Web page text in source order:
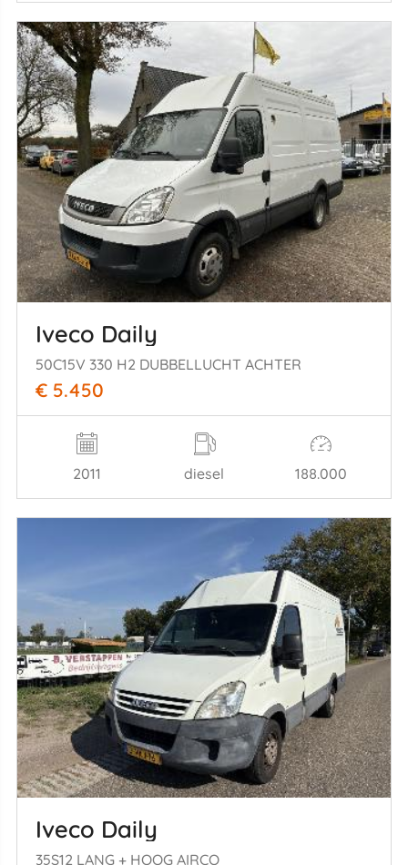
Iveco Daily
50C15V 330 H2 DUBBELLUCHT ACHTER
€ 5.450
2011 diesel 188.000
Iveco Daily
35S12 LANG + HOOG AIRCO